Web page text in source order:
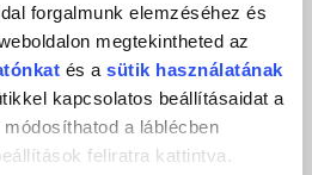
forgalmunk elemzéséhez és
megtekintheted az
és a sütik használatának
kapcsolatos beállításaidat a
a láblécben
feliratra kattintva.
GEL R7 - 4,5ML